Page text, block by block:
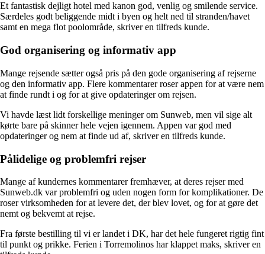
Et fantastisk dejligt hotel med kanon god, venlig og smilende service.
Særdeles godt beliggende midt i byen og helt ned til stranden/havet
samt en mega flot poolområde, skriver en tilfreds kunde.
God organisering og informativ app
Mange rejsende sætter også pris på den gode organisering af rejserne
og den informativ app. Flere kommentarer roser appen for at være nem
at finde rundt i og for at give opdateringer om rejsen.
Vi havde læst lidt forskellige meninger om Sunweb, men vil sige alt
kørte bare på skinner hele vejen igennem. Appen var god med
opdateringer og nem at finde ud af, skriver en tilfreds kunde.
Pålidelige og problemfri rejser
Mange af kundernes kommentarer fremhæver, at deres rejser med
Sunweb.dk var problemfri og uden nogen form for komplikationer. De
roser virksomheden for at levere det, der blev lovet, og for at gøre det
nemt og bekvemt at rejse.
Fra første bestilling til vi er landet i DK, har det hele fungeret rigtig fint
til punkt og prikke. Ferien i Torremolinos har klappet maks, skriver en